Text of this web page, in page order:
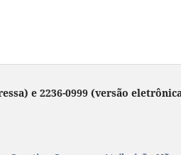
e 2236-0999 (versão